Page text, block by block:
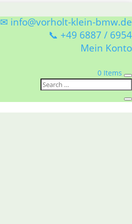
✉ info@vorholt-klein-bmw.de
📞 +49 6887 / 6954
Mein Konto
0 Items